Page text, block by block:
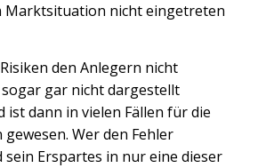
Marktsituation nicht eingetreten
den Anlegern nicht
gar nicht dargestellt
ist dann in vielen Fällen für die
Wer den Fehler
sein Erspartes in nur eine dieser